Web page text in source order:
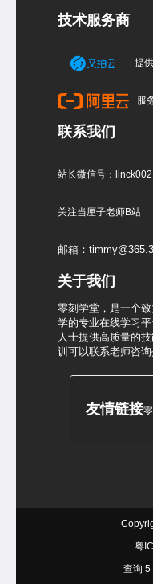
技术服务商
提
服
联系我们
站长微信号：linck002
关注当厘子老师B站
邮箱：
关于我们
零刻学堂，是一个
学的专业在线学习
人士提供高质量的
训可以联系老师咨询
友情链接
粤
查询 5